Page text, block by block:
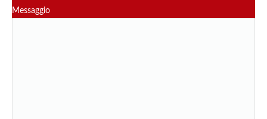
Messaggio